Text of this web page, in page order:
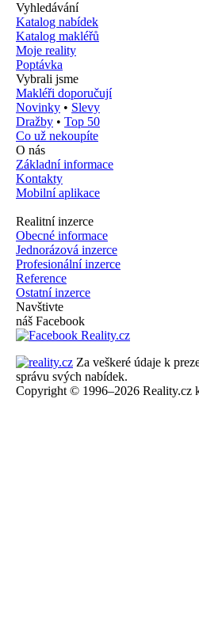
Vyhledávání
Katalog nabídek
Katalog makléřů
Moje reality
Poptávka
Vybrali jsme
Makléři doporučují
Novinky • Slevy
Dražby • Top 50
Co už nekoupíte
O nás
Základní informace
Kontakty
Mobilní aplikace
Realitní inzerce
Obecné informace
Jednorázová inzerce
Profesionální inzerce
Reference
Ostatní inzerce
Navštivte
náš Facebook
Za veškeré údaje k
správu svých nabídek.
Copyright © 1996–2026 Reality.cz